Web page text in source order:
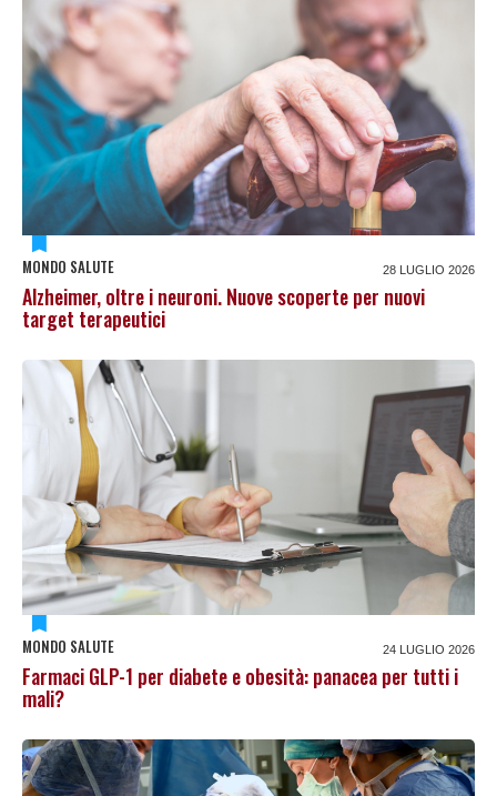
MONDO SALUTE 28 LUGLIO 2026
Alzheimer, oltre i neuroni. Nuove scoperte per nuovi
target terapeutici
MONDO SALUTE 24 LUGLIO 2026
Farmaci GLP-1 per diabete e obesità: panacea per tutti i
mali?